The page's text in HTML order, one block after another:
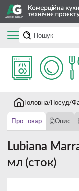
Головна Посуд
Про товар Опис
Lubiana
мл (сток)